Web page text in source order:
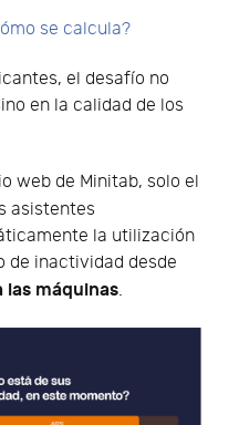
se calcula?
el desafío no
en la calidad de los
web de Minitab, solo el
asistentes
la utilización
de inactividad desde
las máquinas.